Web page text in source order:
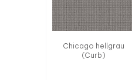
Chicago hellgrau
(Curb)